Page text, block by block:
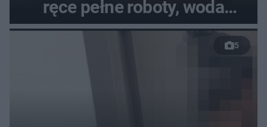
ręce pełne roboty, woda
zalewa posesje i budynki
5